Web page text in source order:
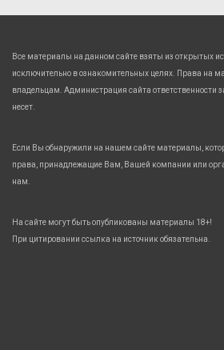
Все материалы на данном сайте взяты из открытых
исключительно в ознакомительных целях. Права на
владельцам. Администрация сайта ответственности
несет.
Если Вы обнаружили на нашем сайте материалы,
права, принадлежащие Вам, Вашей компании или
нам.
На сайте могут быть опубликованы материалы 18+!
При цитировании ссылка на источник обязательна.